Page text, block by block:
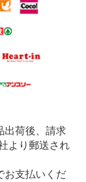
出荷後、請求
より郵送され
お支払いくだ